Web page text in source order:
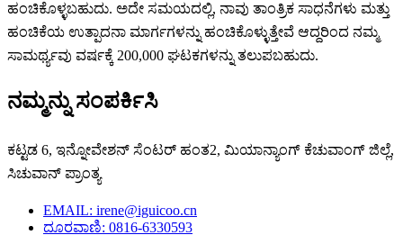
ಹಂಚಿಕೊಳ್ಳಬಹುದು. ಅದೇ ಸಮಯದಲ್ಲಿ, ನಾವು ತಾಂತ್ರಿಕ ಸಾಧನೆಗಳು ಮತ್ತು
ಹಂಚಿಕೆಯ ಉತ್ಪಾದನಾ ಮಾರ್ಗಗಳನ್ನು ಹಂಚಿಕೊಳ್ಳುತ್ತೇವೆ ಆದ್ದರಿಂದ ನಮ್ಮ
ಸಾಮರ್ಥ್ಯವು ವರ್ಷಕ್ಕೆ 200,000 ಘಟಕಗಳನ್ನು ತಲುಪಬಹುದು.
ನಮ್ಮನ್ನು ಸಂಪರ್ಕಿಸಿ
ಕಟ್ಟಡ 6, ಇನ್ನೋವೇಶನ್ ಸೆಂಟರ್ ಹಂತ2, ಮಿಯಾನ್ಯಾಂಗ್ ಕೆಚುವಾಂಗ್ ಜಿಲ್ಲೆ,
ಸಿಚುವಾನ್ ಪ್ರಾಂತ್ಯ
EMAIL: irene@iguicoo.cn
ದೂರವಾಣಿ: 0816-6330593